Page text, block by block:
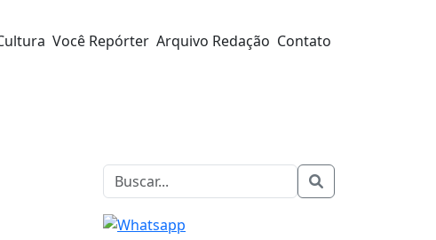
Você Repórter Arquivo Redação Contato